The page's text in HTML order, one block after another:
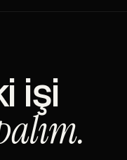
işi